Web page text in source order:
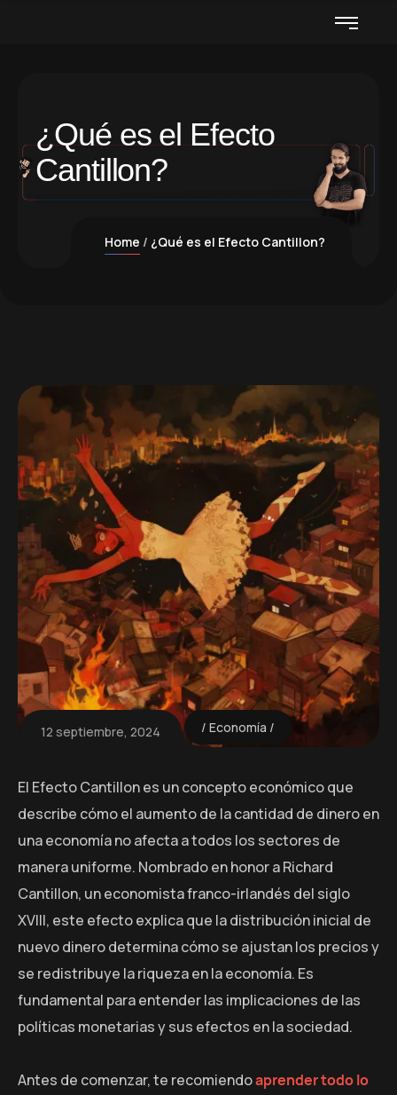
¿Qué es el Efecto
Cantillon?
Home ¿Qué es el Efecto Cantillon?
12 septiembre, 2024 Economía
El Efecto Cantillon es un concepto económico que
describe cómo el aumento de la cantidad de dinero en
una economía no afecta a todos los sectores de
manera uniforme. Nombrado en honor a Richard
Cantillon, un economista franco-irlandés del siglo
XVIII, este efecto explica que la distribución inicial de
nuevo dinero determina cómo se ajustan los precios y
se redistribuye la riqueza en la economía. Es
fundamental para entender las implicaciones de las
políticas monetarias y sus efectos en la sociedad.
Antes de comenzar, te recomiendoaprender todo lo